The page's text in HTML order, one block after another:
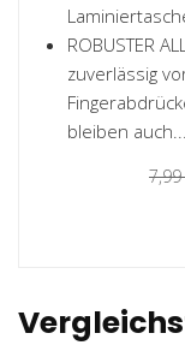
ROBUSTER
zuverlässig
bleiben auch...
7,99